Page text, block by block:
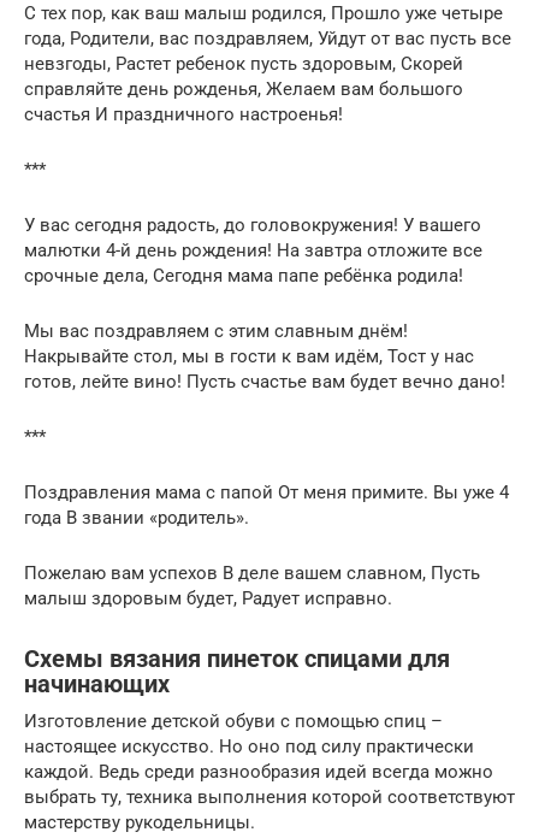
С тех пор, как ваш малыш родился, Прошло уже четыре
года, Родители, вас поздравляем, Уйдут от вас пусть все
невзгоды, Растет ребенок пусть здоровым, Скорей
справляйте день рожденья, Желаем вам большого
счастья И праздничного настроенья!
***
У вас сегодня радость, до головокружения! У вашего
малютки 4-й день рождения! На завтра отложите все
срочные дела, Сегодня мама папе ребёнка родила!
Мы вас поздравляем с этим славным днём!
Накрывайте стол, мы в гости к вам идём, Тост у нас
готов, лейте вино! Пусть счастье вам будет вечно дано!
***
Поздравления мама с папой От меня примите. Вы уже 4
года В звании «родитель».
Пожелаю вам успехов В деле вашем славном, Пусть
малыш здоровым будет, Радует исправно.
Схемы вязания пинеток спицами для
начинающих
Изготовление детской обуви с помощью спиц –
настоящее искусство. Но оно под силу практически
каждой. Ведь среди разнообразия идей всегда можно
выбрать ту, техника выполнения которой соответствуют
мастерству рукодельницы.